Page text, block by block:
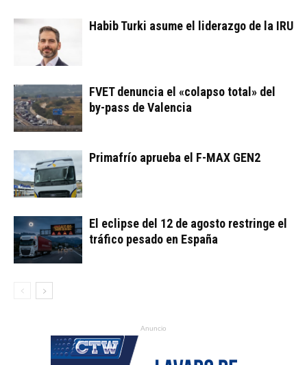
Habib Turki asume el liderazgo de la IRU
FVET denuncia el «colapso total» del
by-pass de Valencia
Primafrío aprueba el F-MAX GEN2
El eclipse del 12 de agosto restringe el
tráfico pesado en España
Anuncio